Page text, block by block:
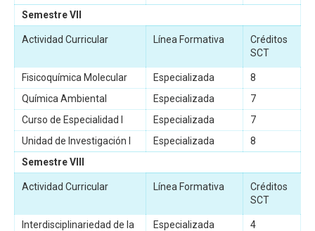
Semestre VII
Actividad Curricular Línea Formativa
Créditos
SCT
Fisicoquímica Molecular Especializada
8
Química Ambiental
Especializada
7
Curso de Especialidad I
Especializada
7
Unidad de Investigación I
Especializada
8
Semestre VIII
Actividad Curricular Línea Formativa
Créditos
SCT
Interdisciplinariedad de la
Especializada 4